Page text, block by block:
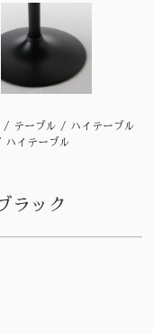
テーブル / ハイテーブル
イテーブル
ラック